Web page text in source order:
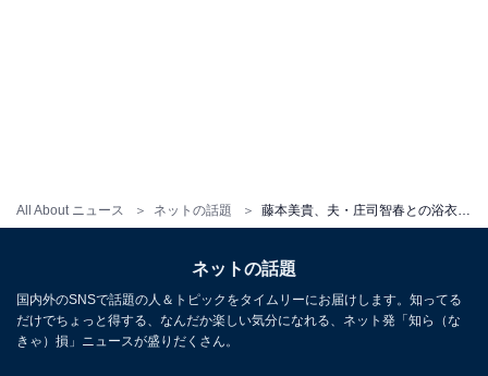
All About ニュース ネットの話題
ネットの話題
国内外のSNSで話題の人＆トピックをタイムリーにお届けします。知ってる
だけでちょっと得する、なんだか楽しい気分になれる、ネット発「知ら（な
きゃ）損」ニュースが盛りだくさん。